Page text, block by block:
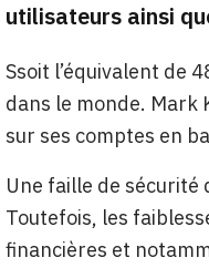
utilisateurs ainsi
Ssoit l’équivalent de
dans le monde. Mark
sur ses comptes en
Une faille de sécurité
Toutefois, les
financières et